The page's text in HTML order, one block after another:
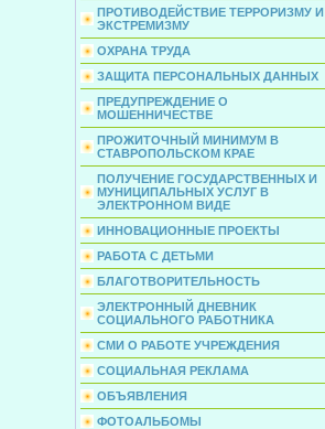
ПРОТИВОДЕЙСТВИЕ ТЕРРОРИЗМУ И
ЭКСТРЕМИЗМУ
ОХРАНА ТРУДА
ЗАЩИТА ПЕРСОНАЛЬНЫХ ДАННЫХ
ПРЕДУПРЕЖДЕНИЕ О
МОШЕННИЧЕСТВЕ
ПРОЖИТОЧНЫЙ МИНИМУМ В
СТАВРОПОЛЬСКОМ КРАЕ
ПОЛУЧЕНИЕ ГОСУДАРСТВЕННЫХ И
МУНИЦИПАЛЬНЫХ УСЛУГ В
ЭЛЕКТРОННОМ ВИДЕ
ИННОВАЦИОННЫЕ ПРОЕКТЫ
РАБОТА С ДЕТЬМИ
БЛАГОТВОРИТЕЛЬНОСТЬ
ЭЛЕКТРОННЫЙ ДНЕВНИК
СОЦИАЛЬНОГО РАБОТНИКА
СМИ О РАБОТЕ УЧРЕЖДЕНИЯ
СОЦИАЛЬНАЯ РЕКЛАМА
ОБЪЯВЛЕНИЯ
ФОТОАЛЬБОМЫ